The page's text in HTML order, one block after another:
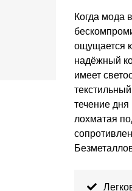
Когда мода
ощущается
надёжный
имеет
течение
лохматая